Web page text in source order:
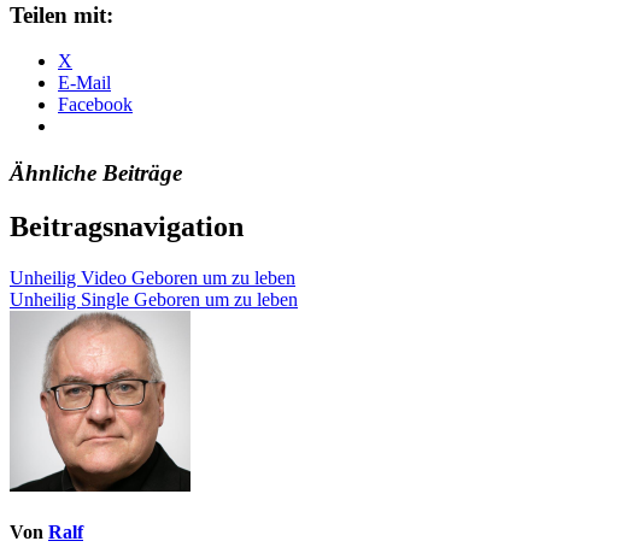
Teilen mit:
X
E-Mail
Facebook
Ähnliche Beiträge
Beitragsnavigation
Unheilig Video Geboren um zu leben
Unheilig Single Geboren um zu leben
Von Ralf